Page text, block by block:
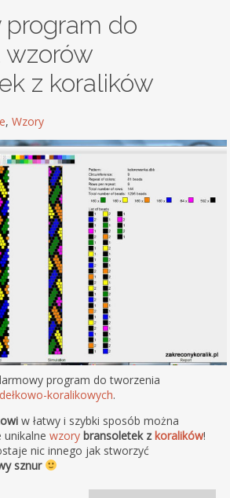
program do
wzorów
z koralików
, Wzory
program do tworzenia
koralikowych.
w łatwy i szybki sposób można
unikalne wzorybransoletek z koralików!
nic innego jak stworzyć
sznur